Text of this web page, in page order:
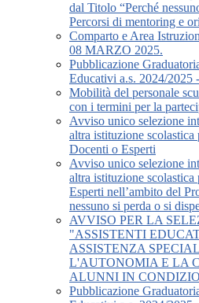
dal Titolo “Perché
Percorsi di mentoring e
Comparto e Area
08 MARZO 2025.
Pubblicazione
Educativi a.s. 2024/2025
Mobilità del personale
con i termini per la
Avviso unico selezione
altra istituzione
Docenti o Esperti
Avviso unico selezione
altra istituzione
Esperti nell’ambito del
nessuno si perda o si
AVVISO PER LA
"ASSISTENTI
ASSISTENZA
L'AUTONOMIA E LA
ALUNNI IN
Pubblicazione